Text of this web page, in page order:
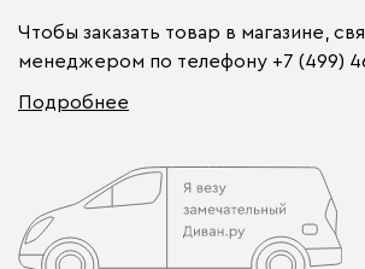
Чтобы заказать товар в магазине,
менеджером по телефону +7 (499)
Подробнее